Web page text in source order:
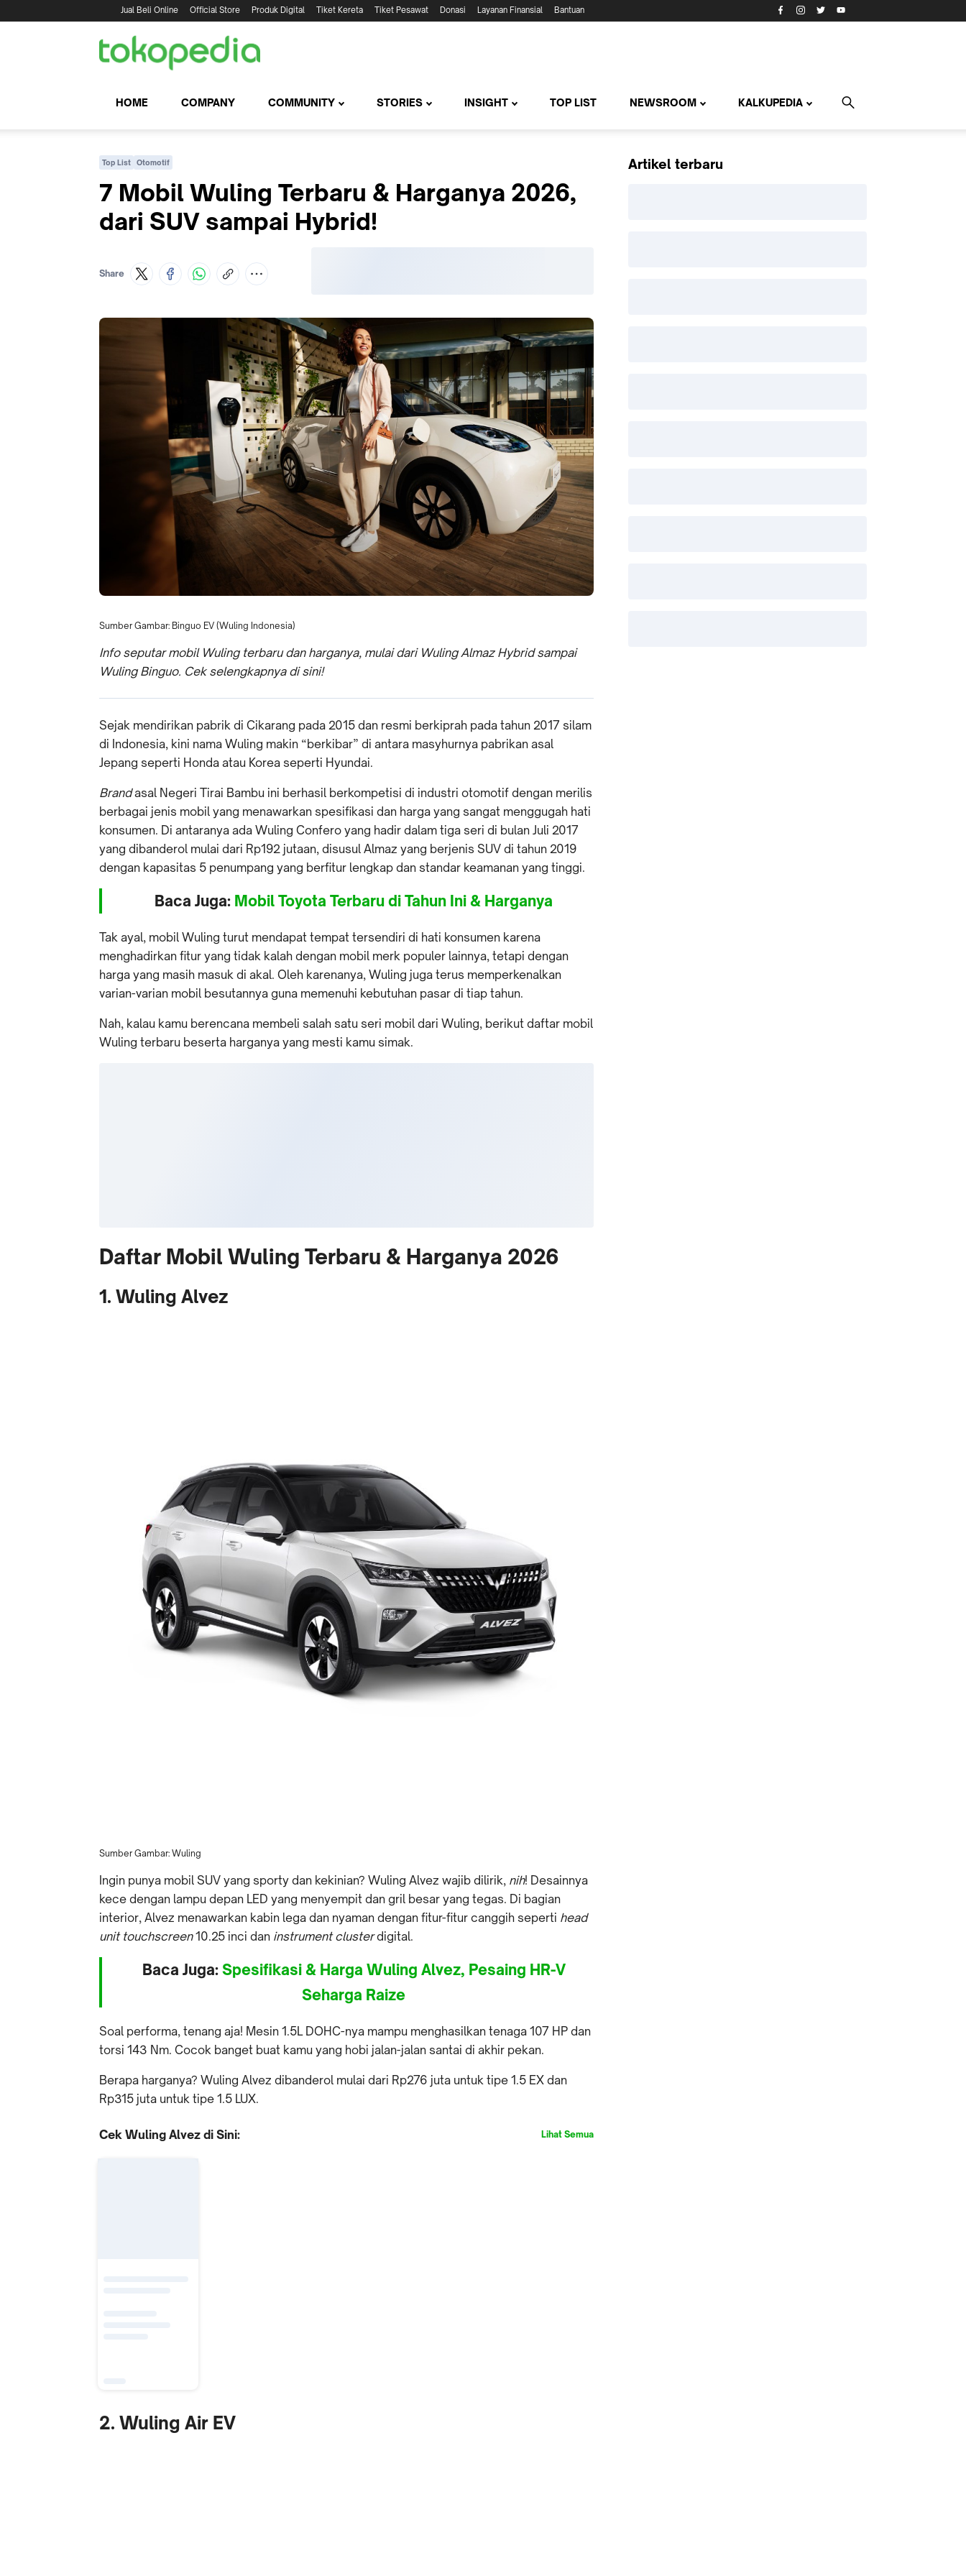
Jual Beli Online Official Store Produk Digital Tiket Kereta Tiket Pesawat Donasi Layanan Finansial Bantuan
HOME COMPANY COMMUNITY STORIES INSIGHT TOP LIST NEWSROOM KALKUPEDIA
Top List Otomotif
7 Mobil Wuling Terbaru & Harganya 2026,
dari SUV sampai Hybrid!
Share
Sumber Gambar: Binguo EV (Wuling Indonesia)
Info seputar mobil Wuling terbaru dan harganya, mulai dari Wuling Almaz Hybrid sampai
Wuling Binguo. Cek selengkapnya di sini!
Sejak mendirikan pabrik di Cikarang pada 2015 dan resmi berkiprah pada tahun 2017 silam
di Indonesia, kini nama Wuling makin “berkibar” di antara masyhurnya pabrikan asal
Jepang seperti Honda atau Korea seperti Hyundai.
Brandasal Negeri Tirai Bambu ini berhasil berkompetisi di industri otomotif dengan merilis
berbagai jenis mobil yang menawarkan spesifikasi dan harga yang sangat menggugah hati
konsumen. Di antaranya ada Wuling Confero yang hadir dalam tiga seri di bulan Juli 2017
yang dibanderol mulai dari Rp192 jutaan, disusul Almaz yang berjenis SUV di tahun 2019
dengan kapasitas 5 penumpang yang berfitur lengkap dan standar keamanan yang tinggi.
Baca Juga: Mobil Toyota Terbaru di Tahun Ini & Harganya
Tak ayal, mobil Wuling turut mendapat tempat tersendiri di hati konsumen karena
menghadirkan fitur yang tidak kalah dengan mobil merk populer lainnya, tetapi dengan
harga yang masih masuk di akal. Oleh karenanya, Wuling juga terus memperkenalkan
varian-varian mobil besutannya guna memenuhi kebutuhan pasar di tiap tahun.
Nah, kalau kamu berencana membeli salah satu seri mobil dari Wuling, berikut daftar mobil
Wuling terbaru beserta harganya yang mesti kamu simak.
Daftar Mobil Wuling Terbaru & Harganya 2026
1. Wuling Alvez
Sumber Gambar: Wuling
Ingin punya mobil SUV yang sporty dan kekinian? Wuling Alvez wajib dilirik, nih! Desainnya
kece dengan lampu depan LED yang menyempit dan gril besar yang tegas. Di bagian
interior, Alvez menawarkan kabin lega dan nyaman dengan fitur-fitur canggih seperti head
unit touchscreen10.25 inci dan instrument clusterdigital.
Baca Juga: Spesifikasi & Harga Wuling Alvez, Pesaing HR-V
Seharga Raize
Soal performa, tenang aja! Mesin 1.5L DOHC-nya mampu menghasilkan tenaga 107 HP dan
torsi 143 Nm. Cocok banget buat kamu yang hobi jalan-jalan santai di akhir pekan.
Berapa harganya? Wuling Alvez dibanderol mulai dari Rp276 juta untuk tipe 1.5 EX dan
Rp315 juta untuk tipe 1.5 LUX.
Cek Wuling Alvez di Sini: Lihat Semua
2. Wuling Air EV
Artikel terbaru